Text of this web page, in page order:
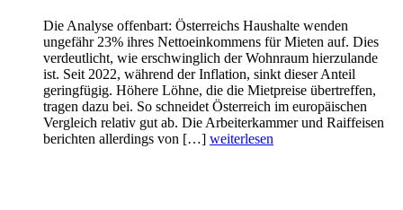
Die Analyse offenbart: Österreichs Haushalte wenden
ungefähr 23% ihres Nettoeinkommens für Mieten auf. Dies
verdeutlicht, wie erschwinglich der Wohnraum hierzulande
ist. Seit 2022, während der Inflation, sinkt dieser Anteil
geringfügig. Höhere Löhne, die die Mietpreise übertreffen,
tragen dazu bei. So schneidet Österreich im europäischen
Vergleich relativ gut ab. Die Arbeiterkammer und Raiffeisen
berichten allerdings von […] weiterlesen